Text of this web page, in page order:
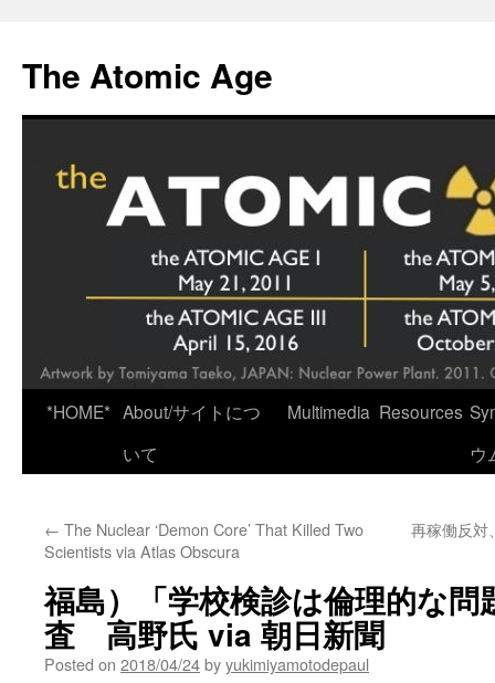
content
The Atomic Age
*HOME* About/サイトにつ
いて
Multimedia Resources
ウ
← The Nuclear ‘Demon Core’ That Killed Two
Scientists via Atlas Obscura
再稼働反
福島）「学校検診は倫理的な
査 高野氏 via 朝日新聞
Posted on 2018/04/24byyukimiyamotodepaul